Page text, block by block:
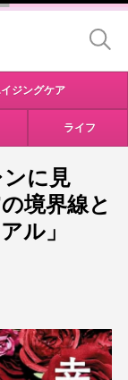
ジングケア
ライフ
に見
境界線と
ル」